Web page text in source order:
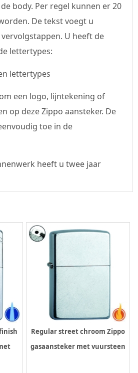
body. Per regel kunnen er 20
De tekst voegt u
U heeft de
lettertypes:
een logo, lijntekening of
op deze Zippo aansteker. De
toe in de
heeft u twee jaar
Regular street chroom Zippo
gasaansteker met vuursteen